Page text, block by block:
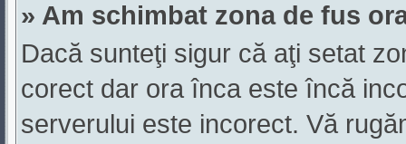
» Am schimbat zona de fus
Dacă sunteţi sigur că aţi setat
corect dar ora înca este încă
serverului este incorect. Vă